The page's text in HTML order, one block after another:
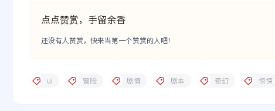
点点赞赏，手留余香
还没有人赞赏，快来当第一个赞赏的人吧！
ui 冒险 剧情 剧本 奇幻 惊悚